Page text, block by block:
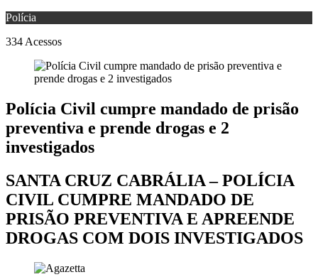
Polícia
334 Acessos
Polícia Civil cumpre mandado de prisão
preventiva e prende drogas e 2
investigados
SANTA CRUZ CABRÁLIA – POLÍCIA
CIVIL CUMPRE MANDADO DE
PRISÃO PREVENTIVA E APREENDE
DROGAS COM DOIS INVESTIGADOS